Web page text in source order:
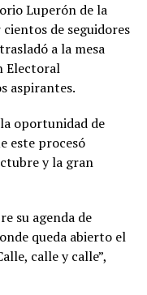
Luperón de la
de seguidores
a la mesa
Electoral
aspirantes.
oportunidad de
este procesó
y la gran
su agenda de
queda abierto el
calle y calle”,